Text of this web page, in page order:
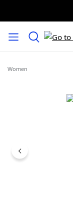
Women
Skip image gallery